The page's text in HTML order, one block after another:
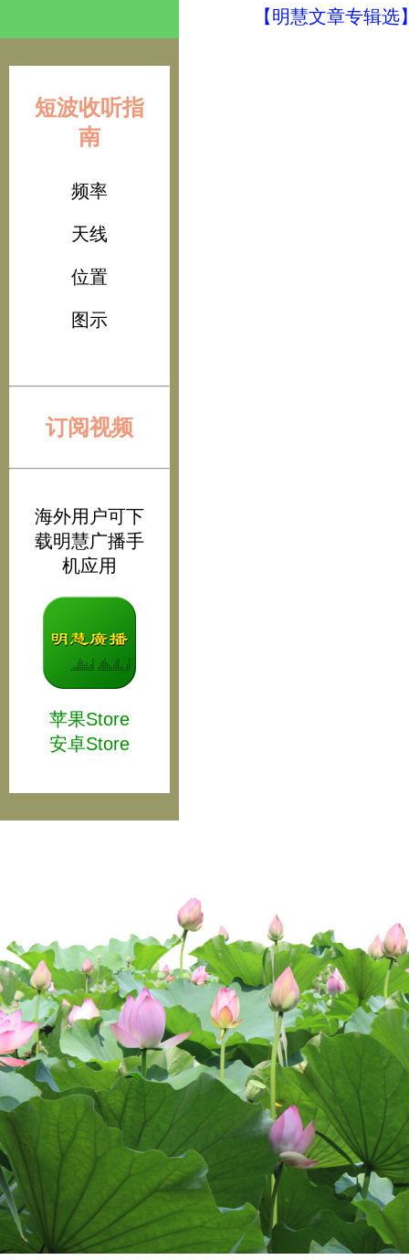
短波收听指
南
频率
天线
位置
图示
订阅视频
海外用户可下
载明慧广播手
机应用
苹果Store
安卓Store
【明慧文章专辑